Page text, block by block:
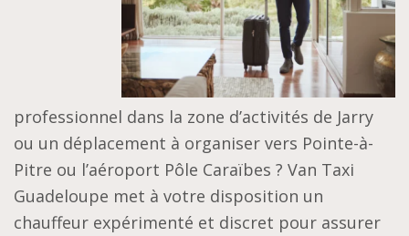
professionnel dans la zone d’activités de Jarry
ou un déplacement à organiser vers Pointe-à-
Pitre ou l’aéroport Pôle Caraïbes ? Van Taxi
Guadeloupe met à votre disposition un
chauffeur expérimenté et discret pour assurer